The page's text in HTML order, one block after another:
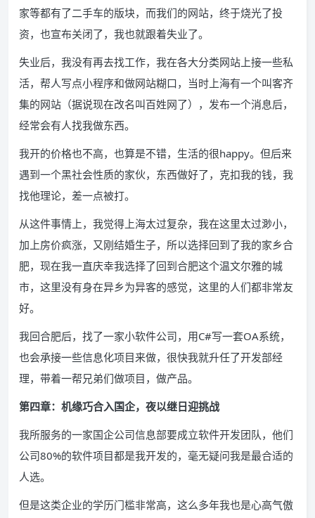
家等都有了二手车的版块，而我们的网站，终于烧光了投
资，也宣布关闭了，我也就跟着失业了。
失业后，我没有再去找工作，我在各大分类网站上接一些私
活，帮人写点小程序和做网站糊口，当时上海有一个叫客齐
集的网站（据说现在改名叫百姓网了），发布一个消息后，
经常会有人找我做东西。
我开的价格也不高，也算是不错，生活的很happy。但后来
遇到一个黑社会性质的家伙，东西做好了，克扣我的钱，我
找他理论，差一点被打。
从这件事情上，我觉得上海太过复杂，我在这里太过渺小，
加上房价疯涨，又刚结婚生子，所以选择回到了我的家乡合
肥，现在我一直庆幸我选择了回到合肥这个温文尔雅的城
市，这里没有身在异乡为异客的感觉，这里的人们都非常友
好。
我回合肥后，找了一家小软件公司，用C#写一套OA系统，
也会承接一些信息化项目来做，很快我就升任了开发部经
理，带着一帮兄弟们做项目，做产品。
第四章：机缘巧合入国企，夜以继日迎挑战
我所服务的一家国企公司信息部要成立软件开发团队，他们
公司80%的软件项目都是我开发的，毫无疑问我是最合适的
人选。
但是这类企业的学历门槛非常高，这么多年我也是心高气傲